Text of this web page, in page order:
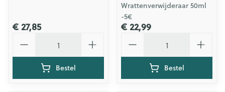
€ 27,85
Bestel
Wrattenverwijderaar 50ml
-5€
€ 22,99
Bestel